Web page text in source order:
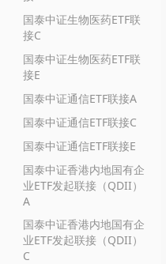
国泰中证生物医药ETF联
接C
国泰中证生物医药ETF联
接E
国泰中证通信ETF联接A
国泰中证通信ETF联接C
国泰中证通信ETF联接E
国泰中证香港内地国有企
业ETF发起联接（QDII）
A
国泰中证香港内地国有企
业ETF发起联接（QDII）
C